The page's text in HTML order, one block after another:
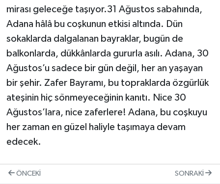
mirası geleceğe taşıyor.31 Ağustos sabahında,
Adana hâlâ bu coşkunun etkisi altında. Dün
sokaklarda dalgalanan bayraklar, bugün de
balkonlarda, dükkânlarda gururla asılı. Adana, 30
Ağustos’u sadece bir gün değil, her an yaşayan
bir şehir. Zafer Bayramı, bu topraklarda özgürlük
ateşinin hiç sönmeyeceğinin kanıtı. Nice 30
Ağustos’lara, nice zaferlere! Adana, bu coşkuyu
her zaman en güzel haliyle taşımaya devam
edecek.
ÖNCEKI SONRAKI